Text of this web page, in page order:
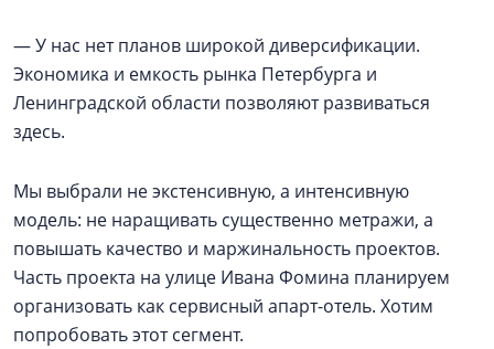
— У нас нет планов широкой диверсификации.
Экономика и емкость рынка Петербурга и
Ленинградской области позволяют развиваться
здесь.
Мы выбрали не экстенсивную, а интенсивную
модель: не наращивать существенно метражи, а
повышать качество и маржинальность проектов.
Часть проекта на улице Ивана Фомина планируем
организовать как сервисный апарт-отель. Хотим
попробовать этот сегмент.